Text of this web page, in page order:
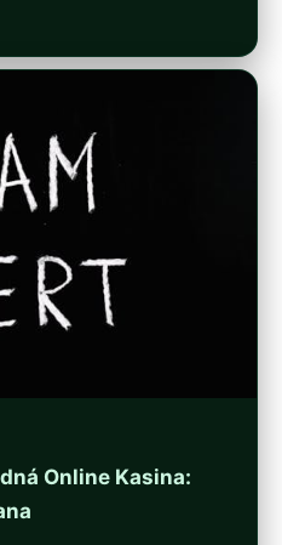
Online Kasina: